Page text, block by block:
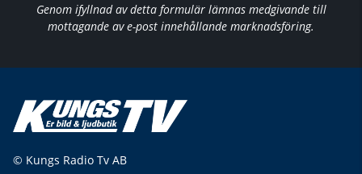
Genom ifyllnad av detta formulär lämnas medgivande till
mottagande av e-post innehållande marknadsföring.
© Kungs Radio Tv AB